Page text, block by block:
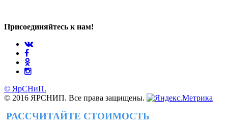
Присоединяйтесь к нам!
© ЯрСНиП.
© 2016 ЯРСНИП. Все права защищены.
РАССЧИТАЙТЕ СТОИМОСТЬ